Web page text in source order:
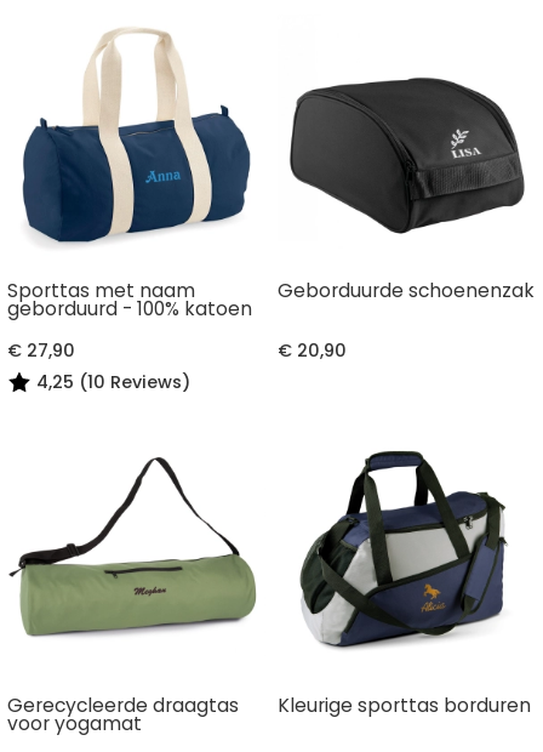
Sporttas met naam
geborduurd - 100% katoen
€ 27,90
4,25 (10 Reviews)
Geborduurde schoenenzak
€ 20,90
Gerecycleerde draagtas
voor yogamat
Kleurige sporttas borduren